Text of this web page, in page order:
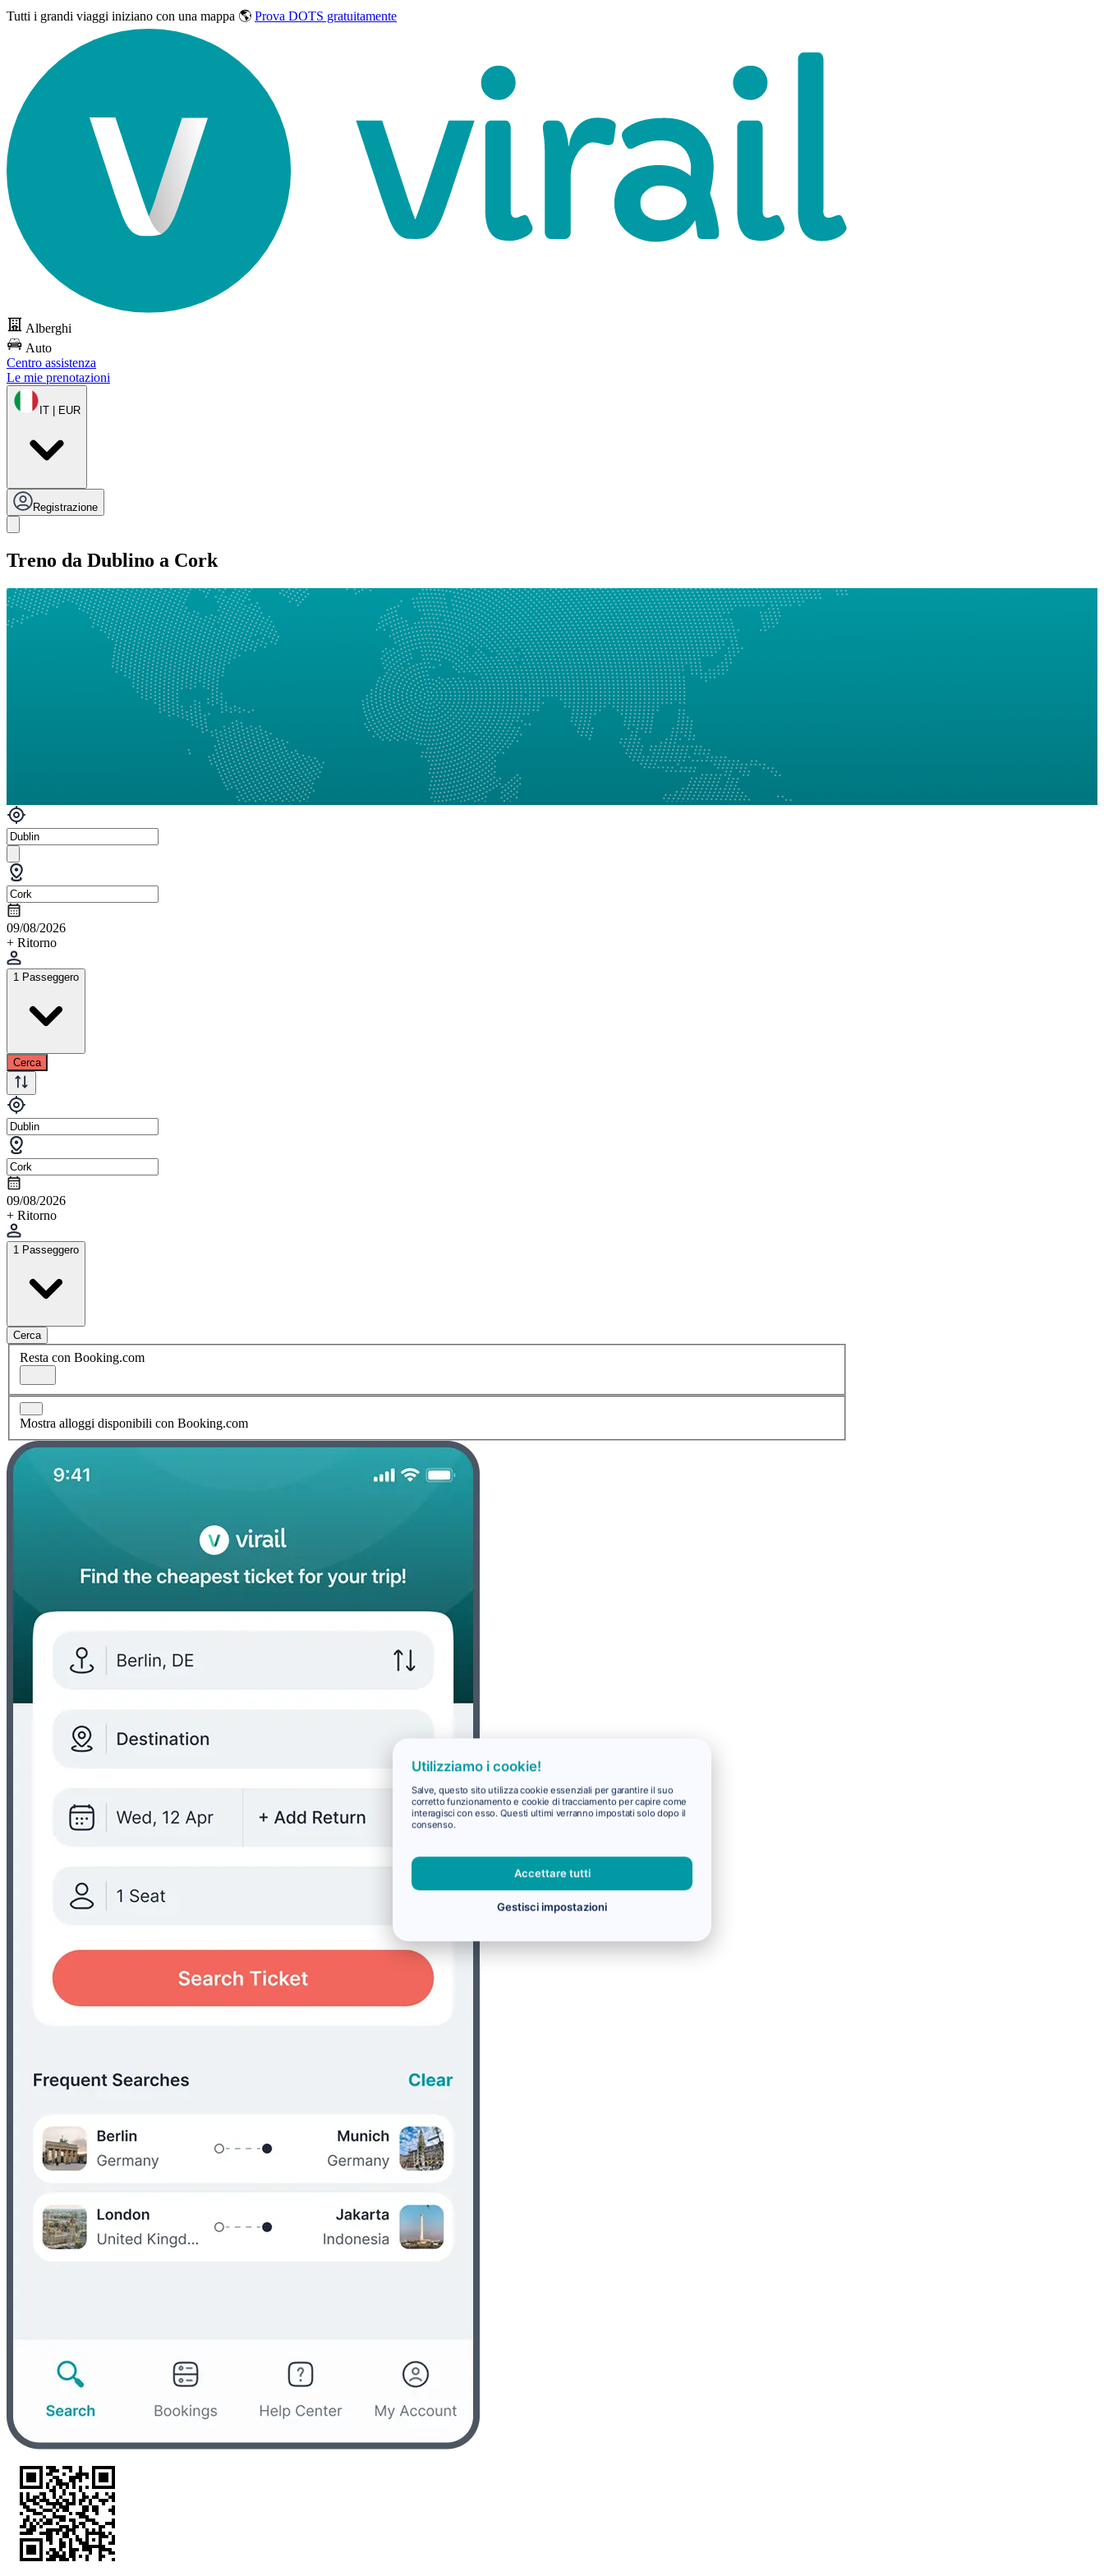
Tutti i grandi viaggi iniziano con una mappa 🌎 Prova DOTS gratuitamente
Alberghi
Auto
Centro assistenza
Le mie prenotazioni
IT | EUR
Registrazione
Treno da Dublino a Cork
09/08/2026
+ Ritorno
1 Passeggero
Cerca
09/08/2026
+ Ritorno
1 Passeggero
Cerca
Resta con Booking.com
Mostra alloggi disponibili con Booking.com
Utilizziamo i cookie!
Salve, questo sito utilizza cookie essenziali per garantire il suo
corretto funzionamento e cookie di tracciamento per capire come
interagisci con esso. Questi ultimi verranno impostati solo dopo il
consenso.
Accettare tutti
Gestisci impostazioni